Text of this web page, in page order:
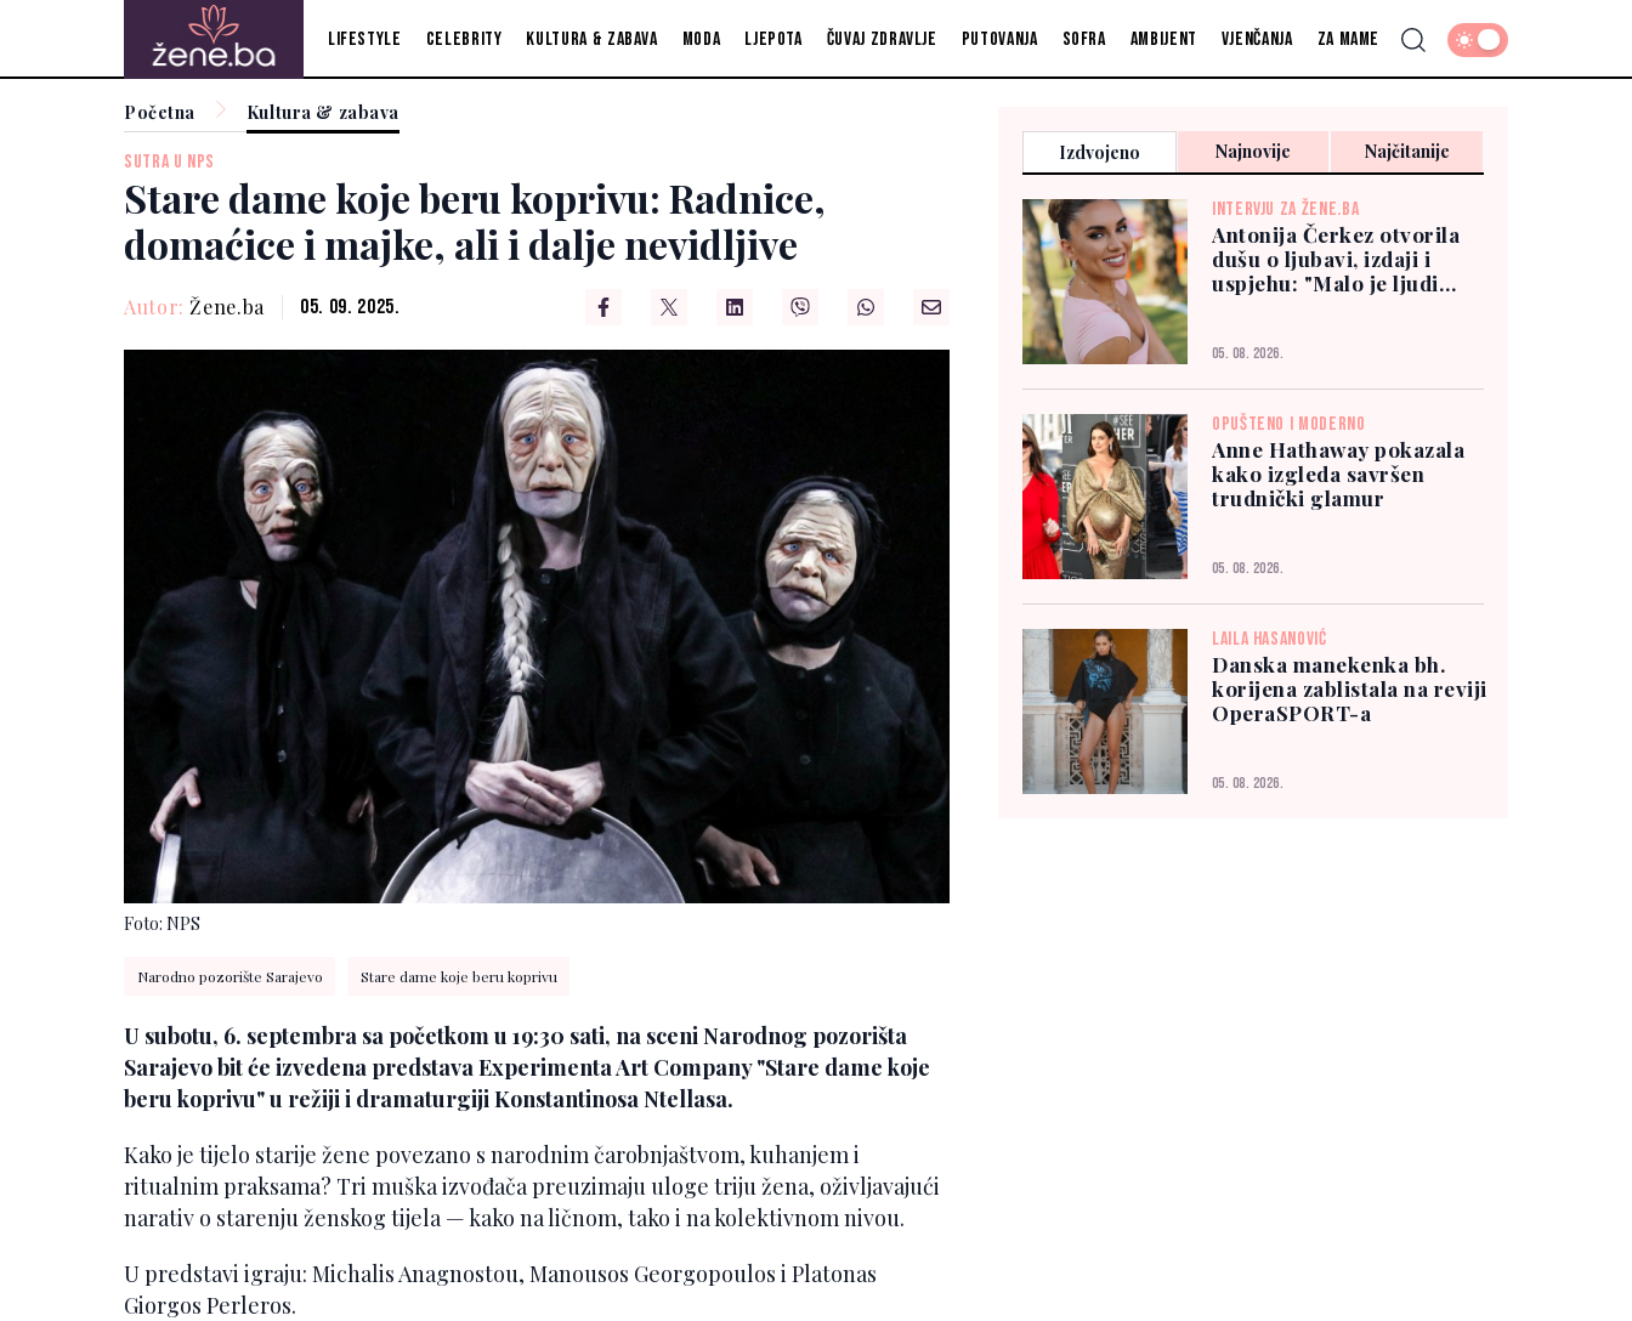
Lifestyle Celebrity Kultura & zabava Moda Ljepota Čuvaj zdravlje Putovanja Sofra Ambijent Vjenčanja Za mame
Početna Kultura & zabava
SUTRA U NPS
Stare dame koje beru koprivu: Radnice,
domaćice i majke, ali i dalje nevidljive
Autor: Žene.ba 05. 09. 2025.
Foto: NPS
Narodno pozorište Sarajevo Stare dame koje beru koprivu
U subotu, 6. septembra sa početkom u 19:30 sati, na sceni Narodnog pozorišta
Sarajevo bit će izvedena predstava Experimenta Art Company "Stare dame koje
beru koprivu" u režiji i dramaturgiji Konstantinosa Ntellasa.
Kako je tijelo starije žene povezano s narodnim čarobnjaštvom, kuhanjem i
ritualnim praksama? Tri muška izvođača preuzimaju uloge triju žena, oživljavajući
narativ o starenju ženskog tijela — kako na ličnom, tako i na kolektivnom nivou.
U predstavi igraju: Michalis Anagnostou, Manousos Georgopoulos i Platonas
Giorgos Perleros.
Izdvojeno Najnovije Najčitanije
INTERVJU ZA ŽENE.BA
Antonija Čerkez otvorila
dušu o ljubavi, izdaji i
uspjehu: "Malo je ljudi
05. 08. 2026.
OPUŠTENO I MODERNO
Anne Hathaway pokazala
kako izgleda savršen
trudnički glamur
05. 08. 2026.
LAILA HASANOVIĆ
Danska manekenka bh.
korijena zablistala na reviji
OperaSPORT-a
05. 08. 2026.